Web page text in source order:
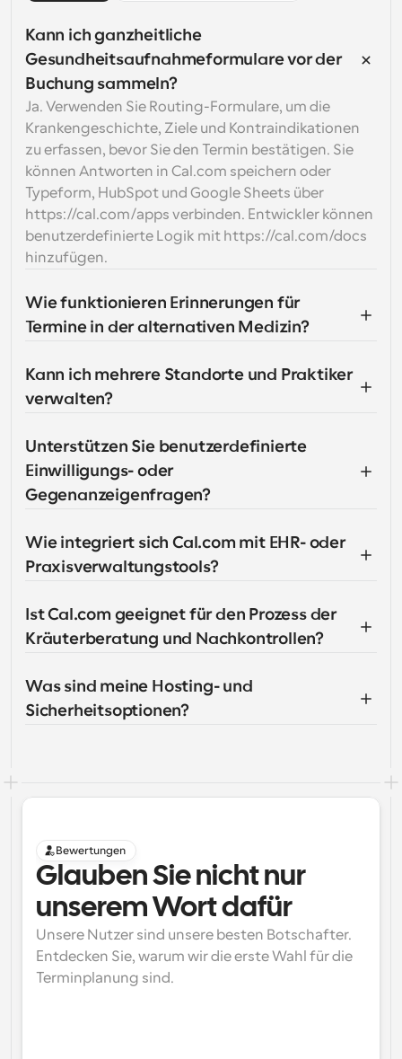
Kann ich ganzheitliche
Gesundheitsaufnahmeformulare vor der
Buchung sammeln?
Ja. Verwenden Sie Routing-Formulare, um die
Krankengeschichte, Ziele und Kontraindikationen
zu erfassen, bevor Sie den Termin bestätigen. Sie
können Antworten in Cal.com speichern oder
Typeform, HubSpot und Google Sheets über
https://cal.com/apps verbinden. Entwickler können
benutzerdefinierte Logik mit https://cal.com/docs
hinzufügen.
Wie funktionieren Erinnerungen für
Termine in der alternativen Medizin?
Kann ich mehrere Standorte und Praktiker
verwalten?
Unterstützen Sie benutzerdefinierte
Einwilligungs- oder
Gegenanzeigenfragen?
Wie integriert sich Cal.com mit EHR- oder
Praxisverwaltungstools?
Ist Cal.com geeignet für den Prozess der
Kräuterberatung und Nachkontrollen?
Was sind meine Hosting- und
Sicherheitsoptionen?
Bewertungen
Glauben Sie nicht nur
unserem Wort dafür
Unsere Nutzer sind unsere besten Botschafter.
Entdecken Sie, warum wir die erste Wahl für die
Terminplanung sind.